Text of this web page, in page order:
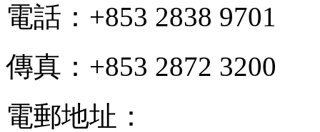
電話：+853 2838 9701
傳真：+853 2872 3200
電郵地址：